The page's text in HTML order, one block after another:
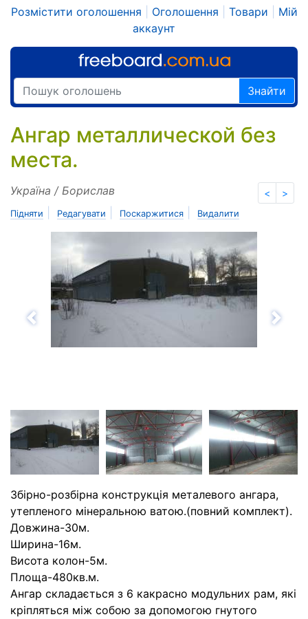
Розмістити оголошення Оголошення Товари
Мій
аккаунт
Знайти
Ангар металлической без
места.
< >
Україна / Борислав
Підняти Редагувати Поскаржитися Видалити
Назад
Збірно-розбірна конструкція металевого ангара,
утепленого мінеральною ватою.(повний комплект).
Довжина-30м.
Ширина-16м.
Висота колон-5м.
Площа-480кв.м.
Ангар складається з 6 какрасно модульних рам, які
кріпляться між собою за допомогою гнутого